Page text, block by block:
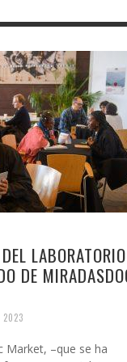
LIBRE
LABORATORIO
DE
2023
Market, –que se ha